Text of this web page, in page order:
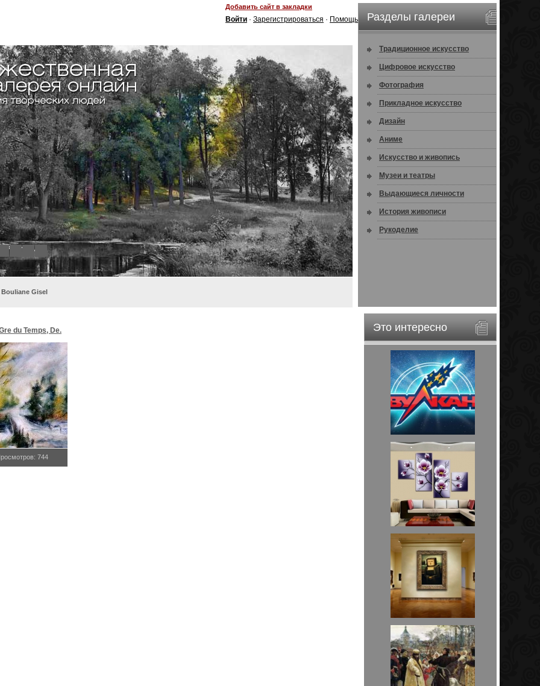
Добавить сайт в закладки
Войти · Зарегистрироваться · Помощь
8
Bouliane Gisel
Разделы галереи
Традиционное искусство
Цифровое искусство
Фотография
Прикладное искусство
Дизайн
Аниме
Искусство и живопись
Музеи и театры
Выдающиеся личности
История живописи
Рукоделие
Это интересно
du Temps, De.
744